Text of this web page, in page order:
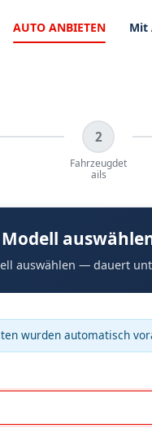
AUTO ANBIETEN Mit
2
Fahrzeugdet
ails
auswählen — dauert
wurden automatisch